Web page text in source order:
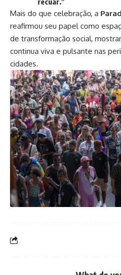
Mais do que celebração, a
reafirmou seu papel como
de transformação social,
continua viva e pulsante nas
cidades.